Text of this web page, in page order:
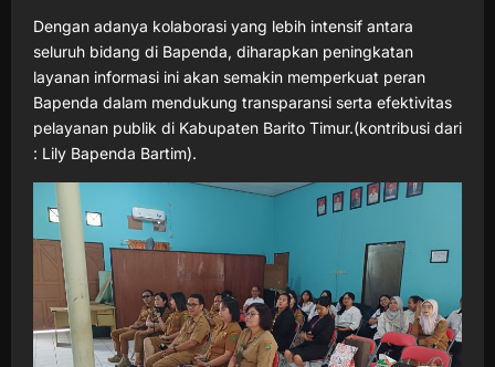
Dengan adanya kolaborasi yang lebih intensif antara
seluruh bidang di Bapenda, diharapkan peningkatan
layanan informasi ini akan semakin memperkuat peran
Bapenda dalam mendukung transparansi serta efektivitas
pelayanan publik di Kabupaten Barito Timur.(kontribusi dari
: Lily Bapenda Bartim).